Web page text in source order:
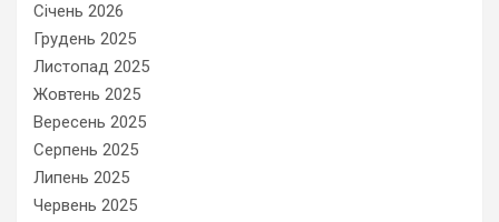
Січень 2026
Грудень 2025
Листопад 2025
Жовтень 2025
Вересень 2025
Серпень 2025
Липень 2025
Червень 2025